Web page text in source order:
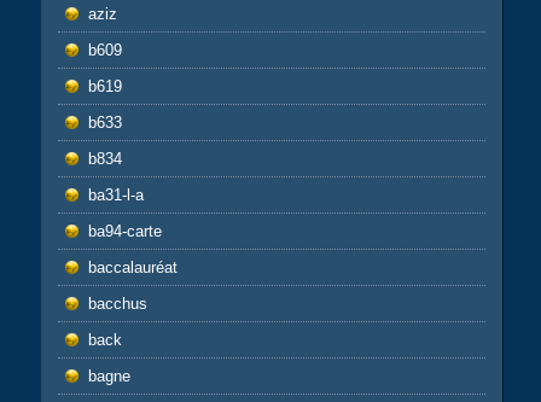
aziz
b609
b619
b633
b834
ba31-l-a
ba94-carte
baccalauréat
bacchus
back
bagne